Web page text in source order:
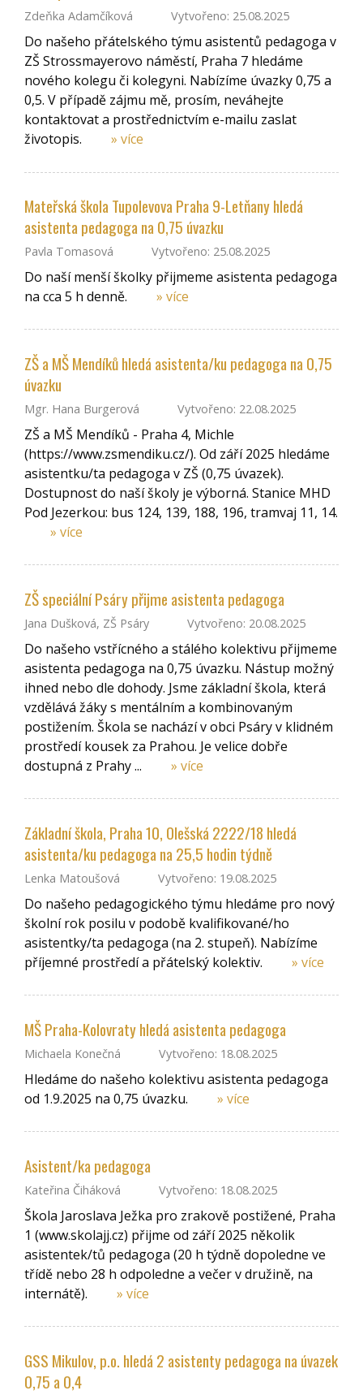
Zdeňka Adamčíková Vytvořeno: 25.08.2025
Do našeho přátelského týmu asistentů pedagoga v
ZŠ Strossmayerovo náměstí, Praha 7 hledáme
nového kolegu či kolegyni. Nabízíme úvazky 0,75 a
0,5. V případě zájmu mě, prosím, neváhejte
kontaktovat a prostřednictvím e-mailu zaslat
životopis.
» více
Mateřská škola Tupolevova Praha 9-Letňany hledá
asistenta pedagoga na 0,75 úvazku
Pavla Tomasová Vytvořeno: 25.08.2025
Do naší menší školky přijmeme asistenta pedagoga
na cca 5 h denně.
» více
ZŠ a MŠ Mendíků hledá asistenta/ku pedagoga na 0,75
úvazku
Mgr. Hana Burgerová Vytvořeno: 22.08.2025
ZŠ a MŠ Mendíků - Praha 4, Michle
(https://www.zsmendiku.cz/). Od září 2025 hledáme
asistentku/ta pedagoga v ZŠ (0,75 úvazek).
Dostupnost do naší školy je výborná. Stanice MHD
Pod Jezerkou: bus 124, 139, 188, 196, tramvaj 11, 14.
» více
ZŠ speciální Psáry přijme asistenta pedagoga
Jana Dušková, ZŠ Psáry Vytvořeno: 20.08.2025
Do našeho vstřícného a stálého kolektivu přijmeme
asistenta pedagoga na 0,75 úvazku. Nástup možný
ihned nebo dle dohody. Jsme základní škola, která
vzdělává žáky s mentálním a kombinovaným
postižením. Škola se nachází v obci Psáry v klidném
prostředí kousek za Prahou. Je velice dobře
dostupná z Prahy ...
» více
Základní škola, Praha 10, Olešská 2222/18 hledá
asistenta/ku pedagoga na 25,5 hodin týdně
Lenka Matoušová Vytvořeno: 19.08.2025
Do našeho pedagogického týmu hledáme pro nový
školní rok posilu v podobě kvalifikované/ho
asistentky/ta pedagoga (na 2. stupeň). Nabízíme
příjemné prostředí a přátelský kolektiv.
» více
MŠ Praha-Kolovraty hledá asistenta pedagoga
Michaela Konečná Vytvořeno: 18.08.2025
Hledáme do našeho kolektivu asistenta pedagoga
od 1.9.2025 na 0,75 úvazku.
» více
Asistent/ka pedagoga
Kateřina Čiháková Vytvořeno: 18.08.2025
Škola Jaroslava Ježka pro zrakově postižené, Praha
1 (www.skolajj.cz) přijme od září 2025 několik
asistentek/tů pedagoga (20 h týdně dopoledne ve
třídě nebo 28 h odpoledne a večer v družině, na
internátě).
» více
GSS Mikulov, p.o. hledá 2 asistenty pedagoga na úvazek
0,75 a 0,4